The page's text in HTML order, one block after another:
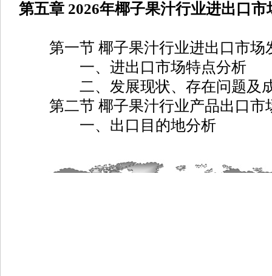
第五章 2026年椰子果汁行业进出口市
第一节 椰子果汁行业进出口市场
一、进出口市场特点分析
二、发展现状、存在问题及
第二节 椰子果汁行业产品出口市
一、出口目的地分析